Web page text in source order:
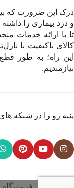
درک این ضرورت که
و درد بیماری را
تا با ارائه خدمات
کالای باکیفیت با
این راه؛ به طور
نیازمندیم.
پنبه رو را در شبکه